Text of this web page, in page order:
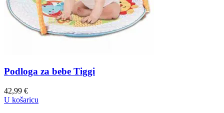
Podloga za bebe Tiggi
42,99 €
U košaricu